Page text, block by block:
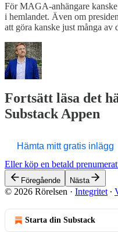
För MAGA-anhängare
i hemlandet. Även om
att göra kanske just många
Fortsätt läsa det
Substack Appen
Hämta mitt gratis inlägg
Eller köp en betald
Föregående Nästa
© 2026 Rörelsen · Integritet ∙
Starta din Substack